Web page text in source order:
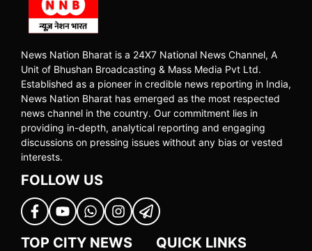
News Nation Bharat is a 24X7 National News Channel, A
Unit of Bhushan Broadcasting & Mass Media Pvt Ltd.
Established as a pioneer in credible news reporting in India,
News Nation Bharat has emerged as the most respected
news channel in the country. Our commitment lies in
providing in-depth, analytical reporting and engaging
discussions on pressing issues without any bias or vested
interests.
FOLLOW US
TOP CITY NEWS QUICK LINKS